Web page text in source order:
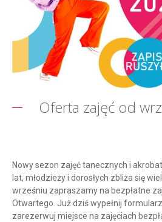
Oferta zajęć od
Nowy sezon zajęć tanecznych i
lat, młodzieży i dorosłych zbliża się
wrześniu zapraszamy na bezpłatne
Otwartego. Już dziś wypełnij
zarezerwuj miejsce na zajęciach